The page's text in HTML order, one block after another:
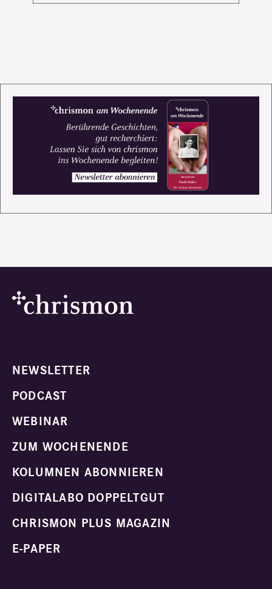
NEWSLETTER
PODCAST
WEBINAR
ZUM WOCHENENDE
KOLUMNEN ABONNIEREN
DIGITALABO DOPPELTGUT
CHRISMON PLUS MAGAZIN
E-PAPER